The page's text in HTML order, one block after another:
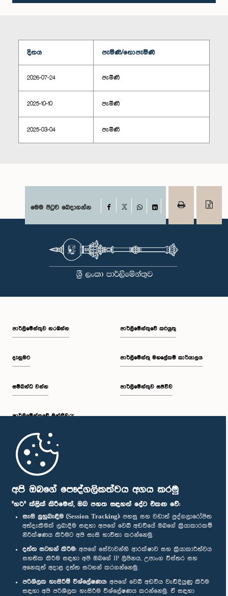
අපි ඔබගේ පෞද්ගලිකත්වය අගය කරමු
"හරි" ක්ලික් කිරීමෙන්, ඔබ පහත සඳහන් දේට එකඟ වේ:
සැසි ලුහුබැඳීම (Session Tracking): පහසු සහ වඩාත් පුද්ගලාරෝපිත
අත්දැකීමක් ලබාදීම සඳහා අපගේ වෙබ් අඩවියේ ඔබගේ ක්‍රියාකාරකම්
නිරීක්ෂණය කිරීමට අපි සැසි භාවිතා කරන්නෙමු.
දත්ත සටහන් කිරීම: අපගේ සේවාවන්හි ආරක්ෂාව සහ ක්‍රියාකාරීත්වය
සහතික කිරීම සඳහා අපි ඔබගේ IP ලිපිනය, උපාංග විස්තර සහ
අනෙකුත් අදාළ දත්ත සටහන් කරගන්නෙමු.
පරිශීලක හැසිරීම් විශ්ලේෂණය: අපගේ වෙබ් අඩවිය වැඩිදියුණු කිරීම
සඳහා අපි පරිශීලක හැසිරීම විශ්ලේෂණය කරන්නෙමු. ඒ සඳහා
දිනය පැමිණි/නොපැමිණි
2026-07-24 පැමිණි
2025-10-10 පැමිණි
2025-03-04 පැමිණි
මෙම පිටුව බෙදාගන්න Facebook
WhatsAppLinkedIn
පාර්ලි‌මේන්තුව නරඹන්න
දැනුමට
සම්බන්ධ වන්න
පාර්ලි‌මේන්තුවේ මන්ත්‍රීවරු
මුල් පිටුව
පාර්ලිමේන්තුවේ කටයුතු
පාර්ලිමේන්තු මහලේකම් කාර්යාලය
පාර්ලිමේන්තුව සජීවීව
පාර්ලිමේන්තු ජංගම යෙදුම
අප හා සම්බන්ධ වී සිටින්න :
සම්මාන